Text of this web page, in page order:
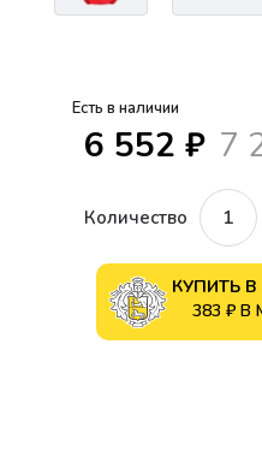
Есть в наличии
6 552 ₽ 7
Количество
КУПИТЬ В
383 ₽ В